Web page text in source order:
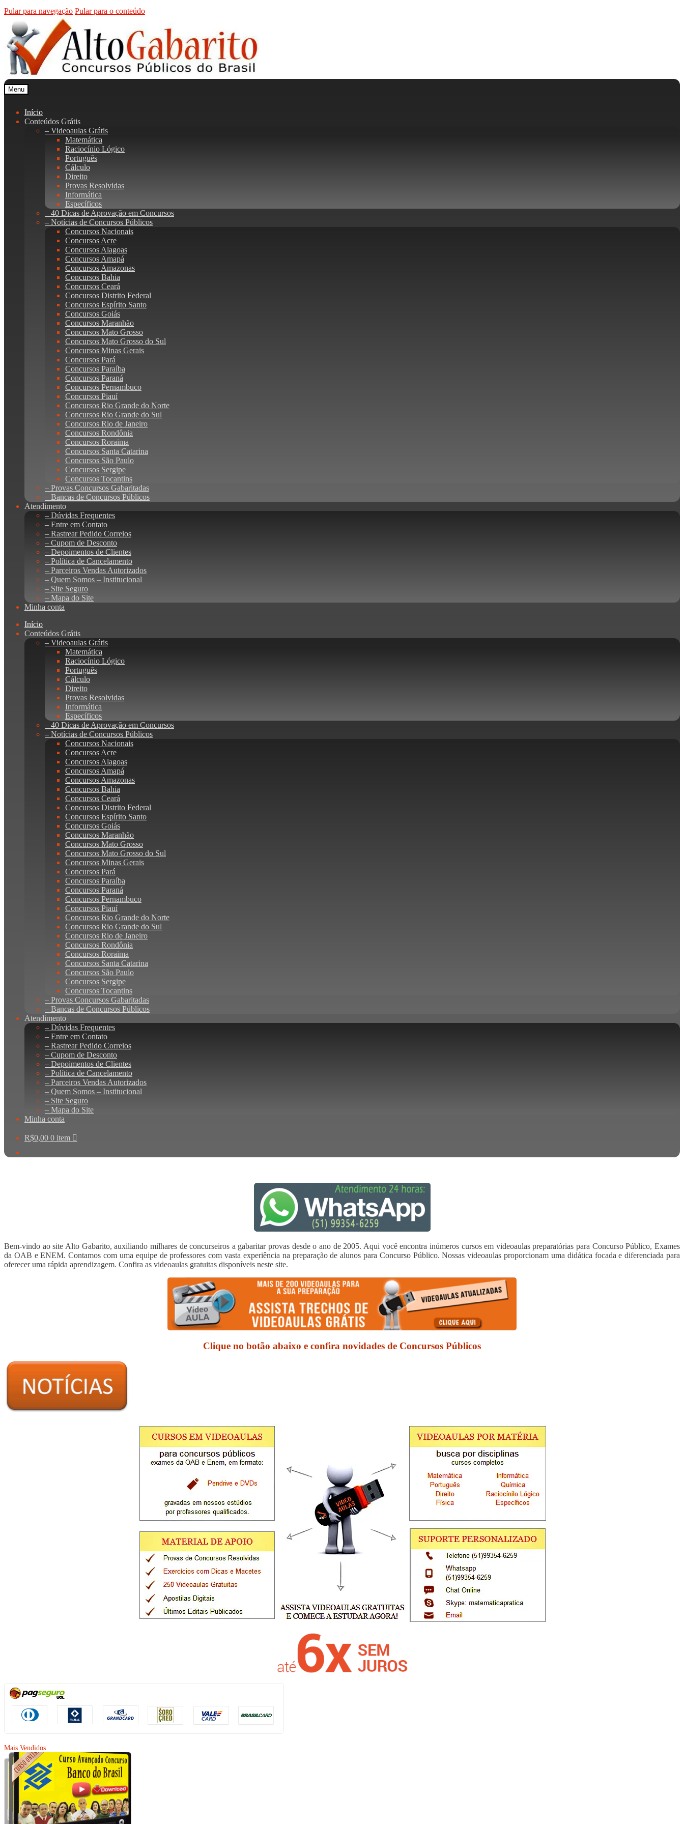
Pular para navegação Pular para o conteúdo
Menu
Início
Conteúdos Grátis
– Videoaulas Grátis
Matemática
Raciocínio Lógico
Português
Cálculo
Direito
Provas Resolvidas
Informática
Específicos
– 40 Dicas de Aprovação em Concursos
– Notícias de Concursos Públicos
Concursos Nacionais
Concursos Acre
Concursos Alagoas
Concursos Amapá
Concursos Amazonas
Concursos Bahia
Concursos Ceará
Concursos Distrito Federal
Concursos Espírito Santo
Concursos Goiás
Concursos Maranhão
Concursos Mato Grosso
Concursos Mato Grosso do Sul
Concursos Minas Gerais
Concursos Pará
Concursos Paraíba
Concursos Paraná
Concursos Pernambuco
Concursos Piauí
Concursos Rio Grande do Norte
Concursos Rio Grande do Sul
Concursos Rio de Janeiro
Concursos Rondônia
Concursos Roraima
Concursos Santa Catarina
Concursos São Paulo
Concursos Sergipe
Concursos Tocantins
– Provas Concursos Gabaritadas
– Bancas de Concursos Públicos
Atendimento
– Dúvidas Frequentes
– Entre em Contato
– Rastrear Pedido Correios
– Cupom de Desconto
– Depoimentos de Clientes
– Política de Cancelamento
– Parceiros Vendas Autorizados
– Quem Somos – Institucional
– Site Seguro
– Mapa do Site
Minha conta
Início
Conteúdos Grátis
– Videoaulas Grátis
Matemática
Raciocínio Lógico
Português
Cálculo
Direito
Provas Resolvidas
Informática
Específicos
– 40 Dicas de Aprovação em Concursos
– Notícias de Concursos Públicos
Concursos Nacionais
Concursos Acre
Concursos Alagoas
Concursos Amapá
Concursos Amazonas
Concursos Bahia
Concursos Ceará
Concursos Distrito Federal
Concursos Espírito Santo
Concursos Goiás
Concursos Maranhão
Concursos Mato Grosso
Concursos Mato Grosso do Sul
Concursos Minas Gerais
Concursos Pará
Concursos Paraíba
Concursos Paraná
Concursos Pernambuco
Concursos Piauí
Concursos Rio Grande do Norte
Concursos Rio Grande do Sul
Concursos Rio de Janeiro
Concursos Rondônia
Concursos Roraima
Concursos Santa Catarina
Concursos São Paulo
Concursos Sergipe
Concursos Tocantins
– Provas Concursos Gabaritadas
– Bancas de Concursos Públicos
Atendimento
– Dúvidas Frequentes
– Entre em Contato
– Rastrear Pedido Correios
– Cupom de Desconto
– Depoimentos de Clientes
– Política de Cancelamento
– Parceiros Vendas Autorizados
– Quem Somos – Institucional
– Site Seguro
– Mapa do Site
Minha conta
R$0,00 0 item
Bem-vindo ao site Alto Gabarito, auxiliando milhares de concurseiros a gabaritar provas desde o ano de 2005. Aqui você encontra inúmeros cursos em videoaulas preparatórias para Concurso Público, Exames
da OAB e ENEM. Contamos com uma equipe de professores com vasta experiência na preparação de alunos para Concurso Público. Nossas videoaulas proporcionam uma didática focada e diferenciada para
oferecer uma rápida aprendizagem. Confira as videoaulas gratuitas disponíveis neste site.
Clique no botão abaixo e confira novidades de Concursos Públicos
Mais Vendidos